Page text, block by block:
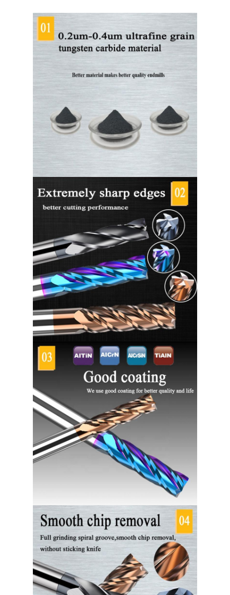
MOQ
Vorm van Fluit
Vlak Beëindigen
Fluit
0.125mm
45/55/60/65